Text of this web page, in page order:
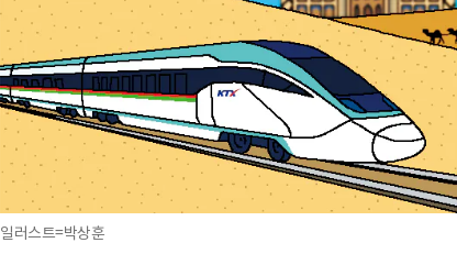
일러스트=박상훈